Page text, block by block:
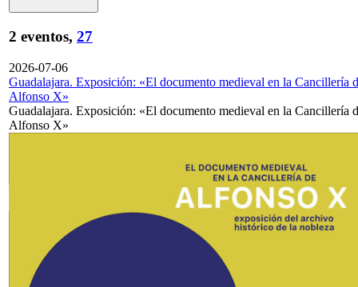
2 eventos, 27
2026-07-06
Guadalajara. Exposición: «El documento medieval en la Cancillería
Alfonso X»
Guadalajara. Exposición: «El documento medieval en la Cancillería
Alfonso X»